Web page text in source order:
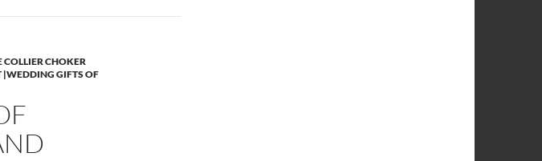
COLLIER CHOKER
GIFTS OF